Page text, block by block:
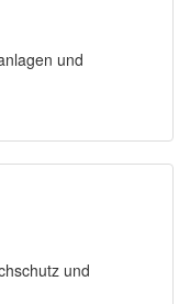
und
und